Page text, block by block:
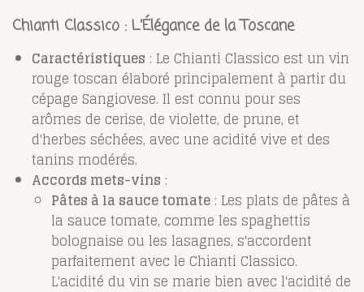
Chianti Classico : L'Élégance de la Toscane
Caractéristiques : Le Chianti Classico est un vin
rouge toscan élaboré principalement à partir du
cépage Sangiovese. Il est connu pour ses
arômes de cerise, de violette, de prune, et
d'herbes séchées, avec une acidité vive et des
tanins modérés.
Accords mets-vins :
Pâtes à la sauce tomate : Les plats de pâtes à
la sauce tomate, comme les spaghettis
bolognaise ou les lasagnes, s'accordent
parfaitement avec le Chianti Classico.
L'acidité du vin se marie bien avec l'acidité de